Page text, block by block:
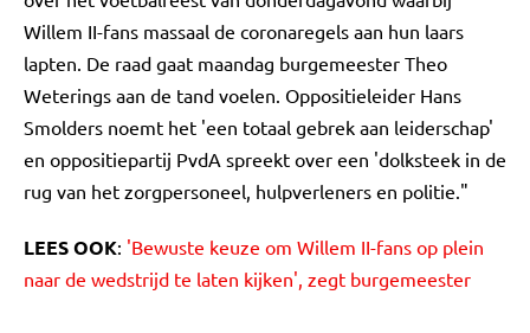
Willem II-fans massaal de coronaregels aan hun laars
lapten. De raad gaat maandag burgemeester Theo
Weterings aan de tand voelen. Oppositieleider Hans
Smolders noemt het 'een totaal gebrek aan leiderschap'
en oppositiepartij PvdA spreekt over een 'dolksteek in de
rug van het zorgpersoneel, hulpverleners en politie."
LEES OOK: 'Bewuste keuze om Willem II-fans op plein
naar de wedstrijd te laten kijken', zegt burgemeester